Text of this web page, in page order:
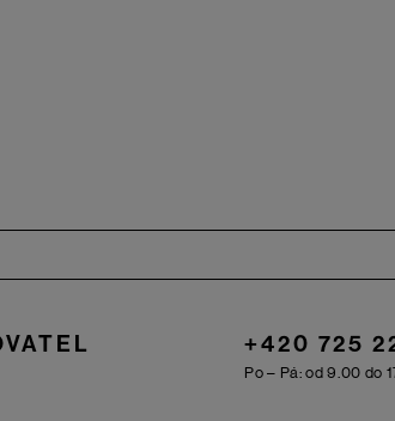
+420 725
Po – Pá: od 9.00 do